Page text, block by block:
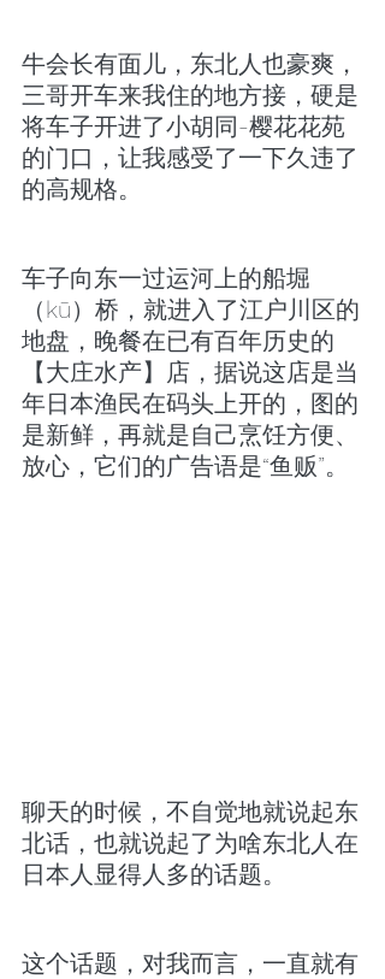
牛会长有面儿，东北人也豪爽，
三哥开车来我住的地方接，硬是
将车子开进了小胡同-樱花花苑
的门口，让我感受了一下久违了
的高规格。
车子向东一过运河上的船堀
（kū）桥，就进入了江户川区的
地盘，晚餐在已有百年历史的
【大庄水产】店，据说这店是当
年日本渔民在码头上开的，图的
是新鲜，再就是自己烹饪方便、
放心，它们的广告语是“鱼贩”。
聊天的时候，不自觉地就说起东
北话，也就说起了为啥东北人在
日本人显得人多的话题。
这个话题，对我而言，一直就有